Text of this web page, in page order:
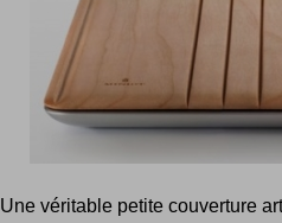
Une véritable petite couverture